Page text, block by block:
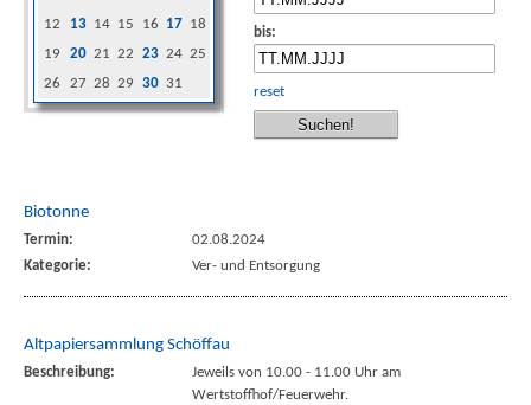
12
13 14 15 16 17 18
19
20 21 22 23 24 25
26
27 28 29 30 31
bis:
reset
Biotonne
Termin:
02.08.2024
Kategorie:
Ver- und Entsorgung
Altpapiersammlung Schöffau
Beschreibung:
Jeweils von 10.00 - 11.00 Uhr am
Wertstoffhof/Feuerwehr.